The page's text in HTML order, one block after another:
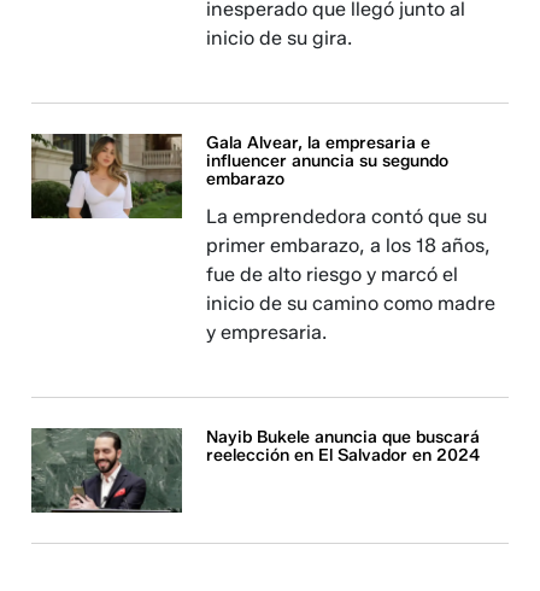
inesperado que llegó junto al
inicio de su gira.
Gala Alvear, la empresaria e
influencer anuncia su segundo
embarazo
La emprendedora contó que su
primer embarazo, a los 18 años,
fue de alto riesgo y marcó el
inicio de su camino como madre
y empresaria.
Nayib Bukele anuncia que buscará
reelección en El Salvador en 2024